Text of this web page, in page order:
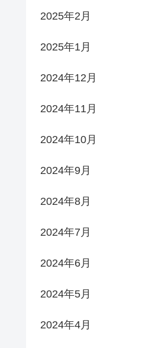
2025年2月
2025年1月
2024年12月
2024年11月
2024年10月
2024年9月
2024年8月
2024年7月
2024年6月
2024年5月
2024年4月